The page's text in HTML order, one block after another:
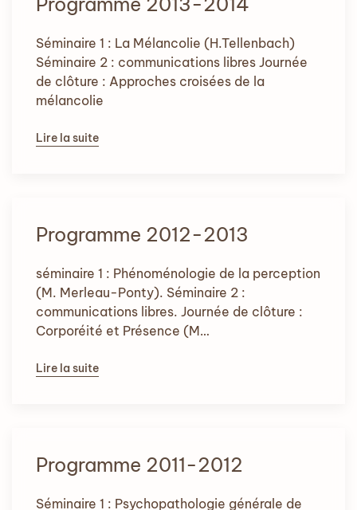
Séminaire 1 : La Mélancolie (H.Tellenbach)
Séminaire 2 : communications libres Journée
de clôture : Approches croisées de la
mélancolie
Lire la suite
Programme 2012-2013
séminaire 1 : Phénoménologie de la perception
(M. Merleau-Ponty). Séminaire 2 :
communications libres. Journée de clôture :
Corporéité et Présence (M…
Lire la suite
Programme 2011-2012
Séminaire 1 : Psychopathologie générale de